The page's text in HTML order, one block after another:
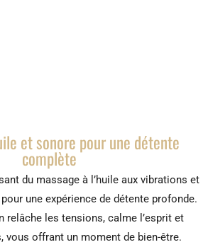
et sonore pour une détente
complète
du massage à l’huile aux vibrations et
une expérience de détente profonde.
relâche les tensions, calme l’esprit et
vous offrant un moment de bien-être.